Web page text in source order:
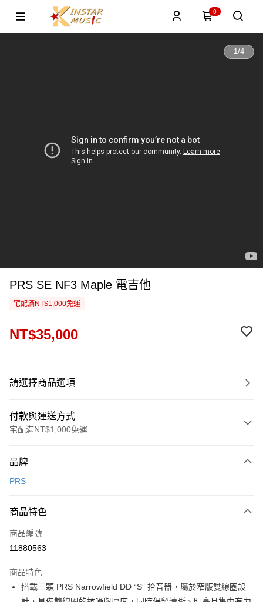
0
1/4
PRS SE NF3 Maple 電吉他
宅配滿NT$1,000免運
NT$35,000
請選擇商品選項
付款與運送方式
宅配滿NT$1,000免運
信用卡一次付款
3 期 0 利率 每期
合作金庫商業銀行
上海商業儲蓄銀行
臺灣中小企業銀行
匯豐（台灣）商業銀行
華泰商業銀行
合作金庫商業銀行
上海商業儲蓄銀行
國泰世華商業銀行
兆豐國際商業銀行
LINE Pay
Apple Pay
街口支付
品牌
PRS
商品特色
商品編號
11880563
商品特色
搭載三顆 PRS Narrowfield DD “S” 拾音器，屬於窄版雙線圈設